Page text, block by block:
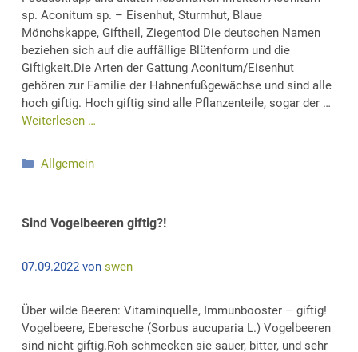
sp. Aconitum sp. – Eisenhut, Sturmhut, Blaue
Mönchskappe, Giftheil, Ziegentod Die deutschen Namen
beziehen sich auf die auffällige Blütenform und die
Giftigkeit.Die Arten der Gattung Aconitum/Eisenhut
gehören zur Familie der Hahnenfußgewächse und sind alle
hoch giftig. Hoch giftig sind alle Pflanzenteile, sogar der …
Weiterlesen …
Kategorien
Allgemein
Sind Vogelbeeren giftig?!
07.09.2022 von swen
Über wilde Beeren: Vitaminquelle, Immunbooster – giftig!
Vogelbeere, Eberesche (Sorbus aucuparia L.) Vogelbeeren
sind nicht giftig.Roh schmecken sie sauer, bitter, und sehr